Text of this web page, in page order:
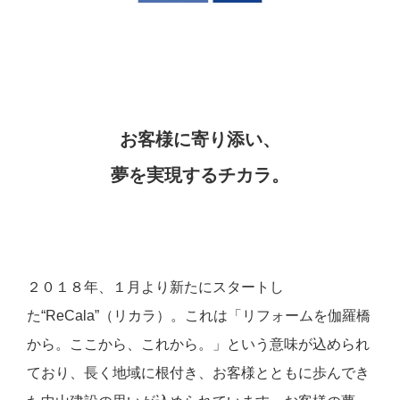
お客様に寄り添い、
夢を実現するチカラ。
２０１８年、１月より新たにスタートし
た“ReCala”（リカラ）。これは「リフォームを伽羅橋
から。ここから、これから。」という意味が込められ
ており、長く地域に根付き、お客様とともに歩んでき